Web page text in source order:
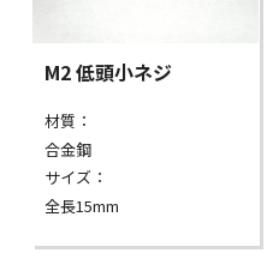
M2 低頭小ネジ
材質：
合金鋼
サイズ：
全長15mm